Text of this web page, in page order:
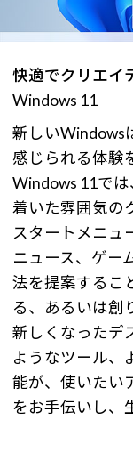
快適でクリエイ
Windows 11
新しいWindows
感じられる体験
Windows 11で
着いた雰囲気の
スタートメニュ
ニュース、ゲー
法を提案するこ
る、あるいは創
新しくなったデ
ようなツール、
能が、使いたい
をお手伝いし、